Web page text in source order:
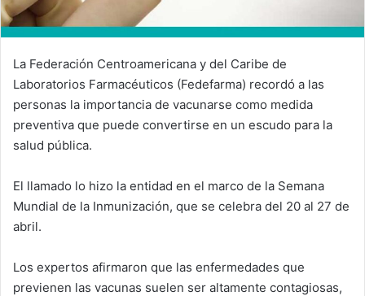
La Federación Centroamericana y del Caribe de
Laboratorios Farmacéuticos (Fedefarma) recordó a las
personas la importancia de vacunarse como medida
preventiva que puede convertirse en un escudo para la
salud pública.
El llamado lo hizo la entidad en el marco de la Semana
Mundial de la Inmunización, que se celebra del 20 al 27 de
abril.
Los expertos afirmaron que las enfermedades que
previenen las vacunas suelen ser altamente contagiosas,